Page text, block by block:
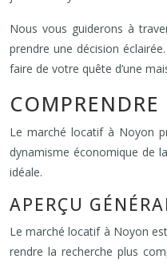
Nous vous guiderons à
prendre une décision
faire de votre quête d’une
Le marché locatif à Noyon
dynamisme économique de
idéale.
APERÇU
Le marché locatif à Noyon
rendre la recherche plus